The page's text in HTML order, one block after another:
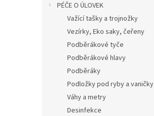
PÉČE O ÚLOVEK
Važící tašky a trojnožky
Vezírky, Eko saky, čeřeny
Podběrákové tyče
Podběrákové hlavy
Podběráky
Podložky pod ryby a vaničky
Váhy a metry
Desinfekce